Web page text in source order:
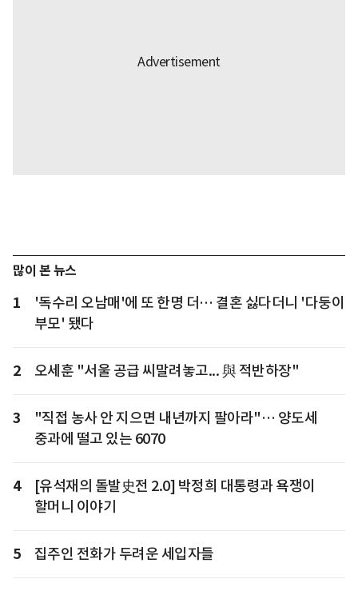
많이 본 뉴스
1
'독수리 오남매'에 또 한명 더… 결혼 싫다더니 '다둥이
부모' 됐다
2 오세훈 "서울 공급 씨말려놓고... 與 적반하장"
3
"직접 농사 안 지으면 내년까지 팔아라"… 양도세
중과에 떨고 있는 6070
4
[유석재의 돌발史전 2.0] 박정희 대통령과 욕쟁이
할머니 이야기
5 집주인 전화가 두려운 세입자들